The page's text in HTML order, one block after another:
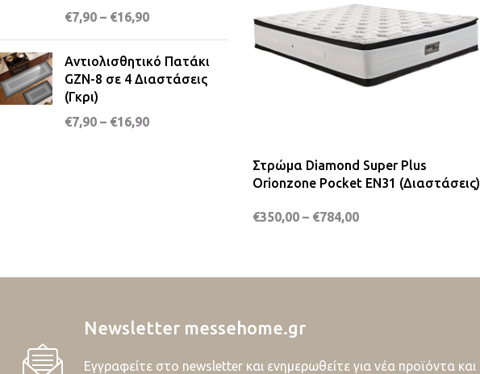
€7,90 – €16,90
Αντιολισθητικό Πατάκι
GZN-8 σε 4 Διαστάσεις
(Γκρι)
€7,90 – €16,90
Στρώμα Diamond Super Plus
Orionzone Pocket EN31 (Διαστάσεις)
€350,00 – €784,00
Newsletter messehome.gr
Εγγραφείτε στο newsletter και ενημερωθείτε για νέα προϊόντα και